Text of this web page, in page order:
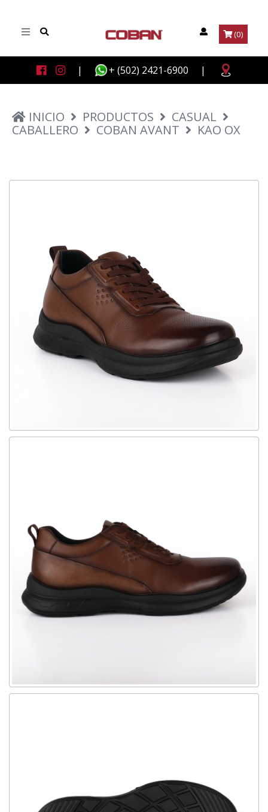
(0)
| + (502) 2421-6900 |
INICIO PRODUCTOS
CASUAL
CABALLERO
COBAN AVANT KAO OX